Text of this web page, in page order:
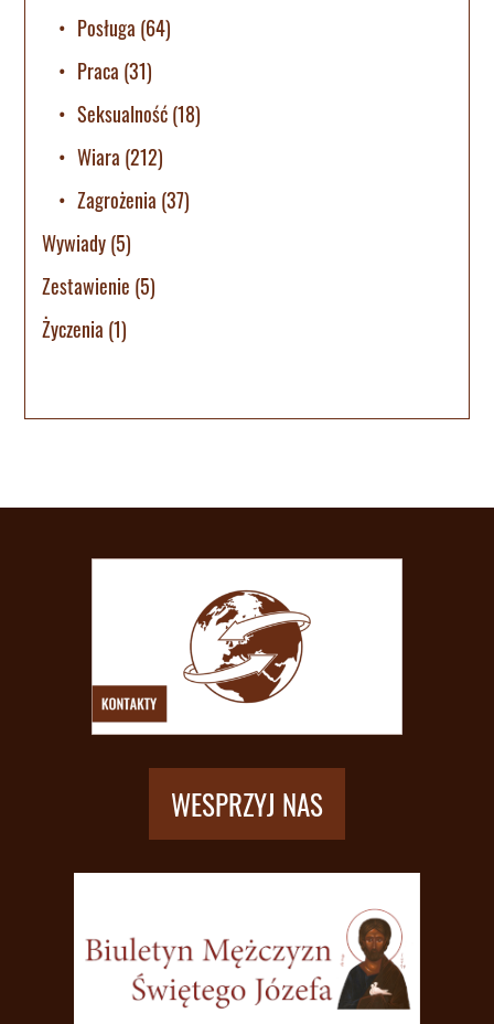
Posługa (64)
Praca (31)
Seksualność(18)
Wiara (212)
Zagrożenia (37)
Wywiady(5)
Zestawienie (5)
Życzenia (1)
WESPRZYJ NAS